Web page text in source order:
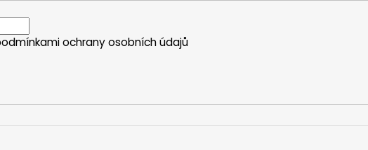
ochrany osobních údajů